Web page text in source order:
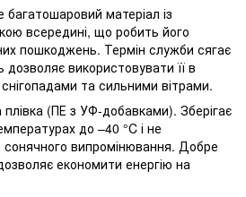
матеріал із
всередині, що робить його
пошкоджень. Термін служби сягає
дозволяє використовувати її в
снігопадами та сильними вітрами.
плівка (ПЕ з УФ-добавками). Зберігає
до –40 °C і не
сонячного випромінювання. Добре
економити енергію на